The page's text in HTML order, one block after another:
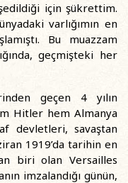
için şükrettim.
varlığımın en
Bu muazzam
geçmişteki her
geçen 4 yılın
Hitler hem Almanya
devletleri, savaştan
1919’da tarihin en
biri olan Versailles
imzalandığı günün,